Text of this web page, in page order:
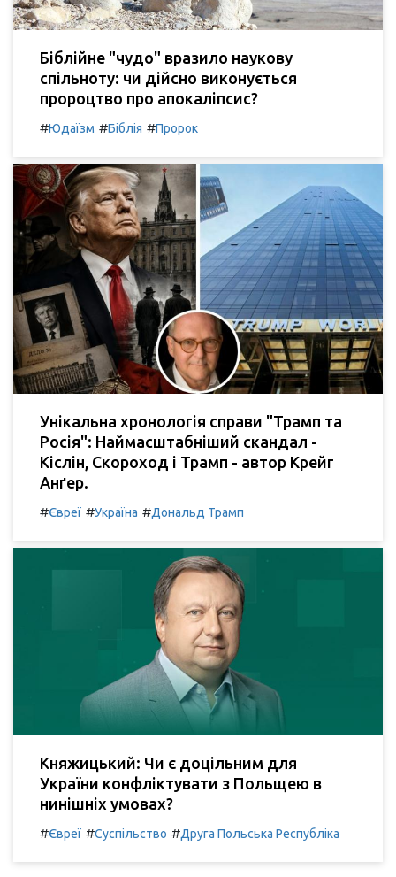
Біблійне "чудо" вразило наукову
спільноту: чи дійсно виконується
пророцтво про апокаліпсис?
#Юдаїзм #Біблія #Пророк
Унікальна хронологія справи "Трамп та
Росія": Наймасштабніший скандал -
Кіслін, Скороход і Трамп - автор Крейг
Анґер.
#Євреї #Україна #Дональд Трамп
Княжицький: Чи є доцільним для
України конфліктувати з Польщею в
нинішніх умовах?
#Євреї #Суспільство #Друга Польська Республіка